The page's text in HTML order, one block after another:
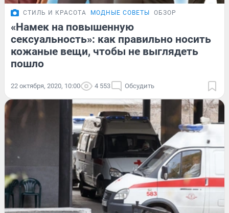
СТИЛЬ И КРАСОТА МОДНЫЕ СОВЕТЫ ОБЗОР
«Намек на повышенную
сексуальность»: как правильно носить
кожаные вещи, чтобы не выглядеть
пошло
22 октября, 2020, 10:00 4 553 Обсудить